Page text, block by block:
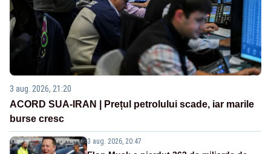
3 aug. 2026, 21:20
ACORD SUA-IRAN | Prețul petrolului scade, iar marile
burse cresc
3 aug. 2026, 20:47